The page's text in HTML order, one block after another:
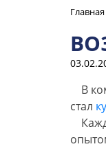
Главная
В
стал